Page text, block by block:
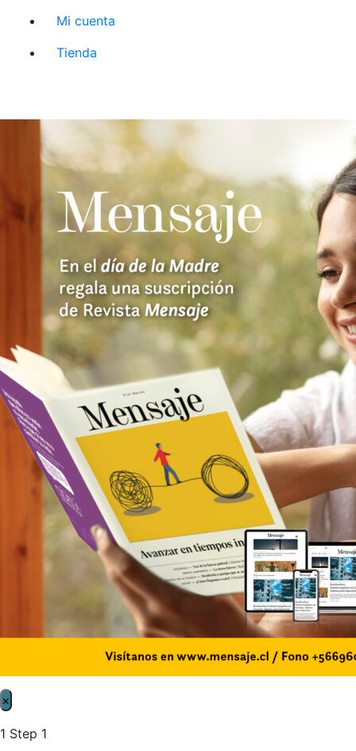
Mi cuenta
Tienda
×
1 Step 1